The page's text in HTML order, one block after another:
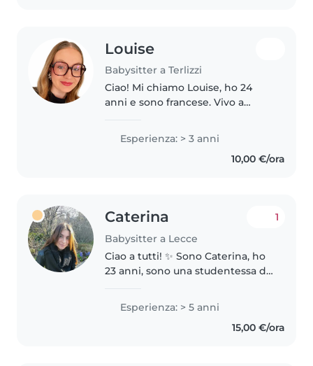
Louise
Babysitter a Terlizzi
Ciao! Mi chiamo Louise, ho 24
anni e sono francese. Vivo a
francese e bilingue in italiano.
Lavorare con i bambini è sempre
stata una delle mie più grandi..
Esperienza: > 3 anni
10,00 €/ora
Caterina
Babysitter a Lecce
1
Ciao a tutti! ✨ Sono Caterina, ho
23 anni, sono una studentessa di
l'estate mi troverò anche su
Porto Cesareo). Mi reputo una
ragazza solare, responsabile,..
Esperienza: > 5 anni
15,00 €/ora